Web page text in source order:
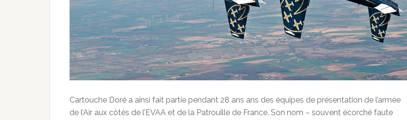
Cartouche Doré a ainsi fait partie pendant 28 ans ans des équipes de présentation de l’armée
de l’Air aux côtés de l’EVAA et de la Patrouille de France. Son nom – souvent écorché faute